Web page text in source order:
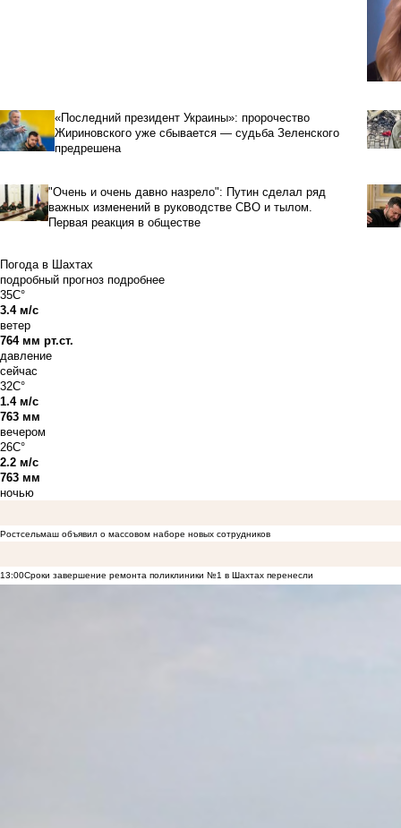
«Последний президент Украины»: пророчество
Жириновского уже сбывается — судьба Зеленского
предрешена
"Очень и очень давно назрело": Путин сделал ряд
важных изменений в руководстве СВО и тылом.
Первая реакция в обществе
Погода в Шахтах
подробный прогноз подробнее
35C°
3.4 м/с
ветер
764 мм рт.ст.
давление
сейчас
32C°
1.4 м/с
763 мм
вечером
26C°
2.2 м/с
763 мм
ночью
Ростсельмаш объявил о массовом наборе новых сотрудников
13:00Сроки завершение ремонта поликлиники №1 в Шахтах перенесли